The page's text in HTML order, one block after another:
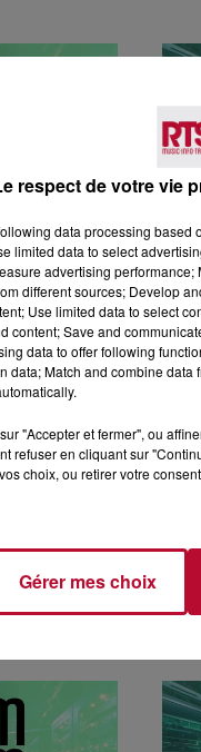
ET
DU
PME
respect de votre vie
data processing based
limited data to select
advertising
different sources; Develop
Use limited data to select
content; Save and
data to offer following
data; Match and combine
"Accepter et fermer", ou
refuser en cliquant sur
choix, ou retirer votre
Gérer mes choix